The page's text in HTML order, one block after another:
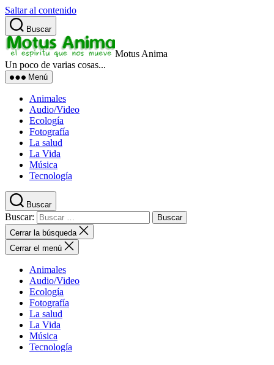
Saltar al contenido
Buscar
Motus Anima
Un poco de varias cosas...
Menú
Animales
Audio/Video
Ecología
Fotografía
La salud
La Vida
Música
Tecnología
Buscar
Buscar:
Cerrar la búsqueda
Cerrar el menú
Animales
Audio/Video
Ecología
Fotografía
La salud
La Vida
Música
Tecnología